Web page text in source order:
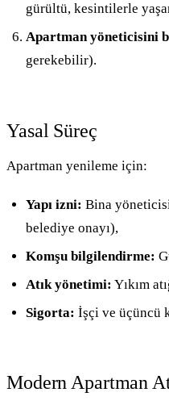
gürültü, kesintilerle
Apartman yöneticisini
gerekebilir).
Yasal Süreç
Apartman yenileme için:
Yapı izni: Bina
belediye onayı),
Komşu bilgilendirme:
Atık yönetimi: Yıkım
Sigorta: İşçi ve üçüncü
Modern Apartman